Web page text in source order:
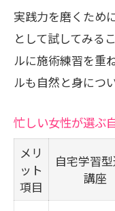
実践力を磨くため
として試してみる
ルに施術練習を重
ルも自然と身につ
忙しい女性が選ぶ
メリ
ット
項目
自宅学習
講座